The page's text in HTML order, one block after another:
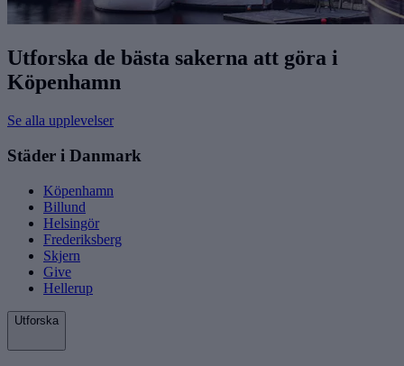
Utforska de bästa sakerna att göra i
Köpenhamn
Se alla upplevelser
Städer i Danmark
Köpenhamn
Billund
Helsingör
Frederiksberg
Skjern
Give
Hellerup
Utforska